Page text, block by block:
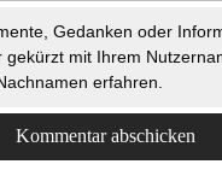
Gedanken oder
gekürzt mit Ihrem
erfahren.